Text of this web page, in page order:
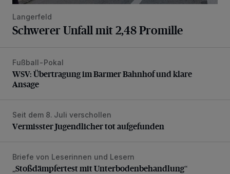
Langerfeld
Schwerer Unfall mit 2,48 Promille
WSV: Übertragung im Barmer Bahnhof und klare Ansage
Fußball-Pokal
WSV: Übertragung im Barmer Bahnhof und klare
Ansage
Vermisster Jugendlicher tot aufgefunden
Seit dem 8. Juli verschollen
Vermisster Jugendlicher tot aufgefunden
„Stoßdämpfertest mit Unterbodenbehandlung“
Briefe von Leserinnen und Lesern
„Stoßdämpfertest mit Unterbodenbehandlung“